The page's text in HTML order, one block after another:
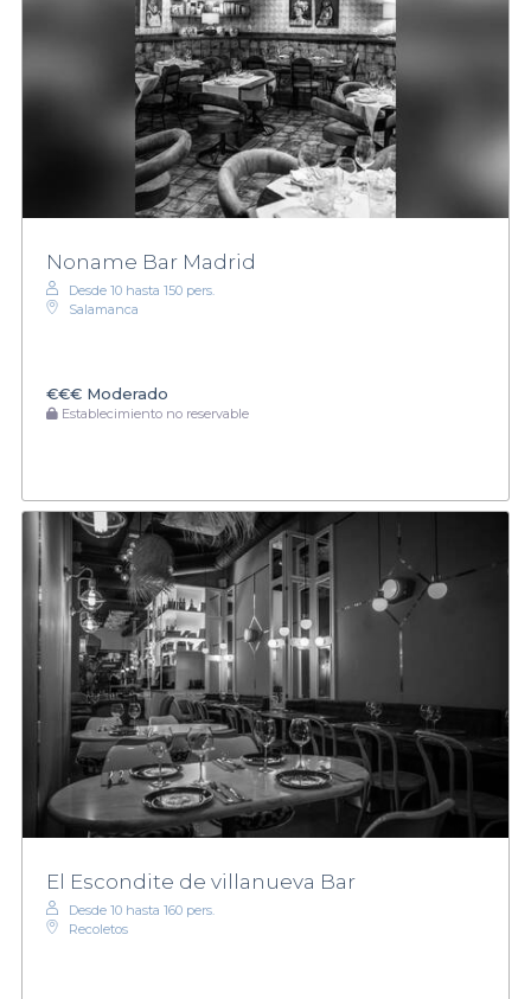
Noname Bar Madrid
Desde 10 hasta 150 pers.
Salamanca
€€€ Moderado
Establecimiento no reservable
El Escondite de villanueva Bar
Desde 10 hasta 160 pers.
Recoletos